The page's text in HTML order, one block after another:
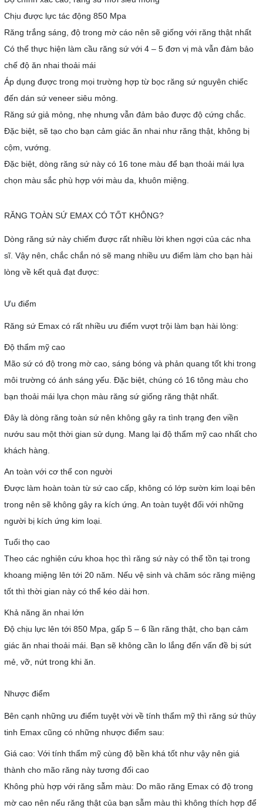
Chịu được lực tác động 850 Mpa
Răng trắng sáng, độ trong mờ cáo nên sẽ giống với răng thật nhất
Có thể thực hiện làm cầu răng sứ với 4 – 5 đơn vị mà vẫn đảm bảo
chế độ ăn nhai thoải mái
Áp dụng được trong mọi trường hợp từ bọc răng sứ nguyên chiếc
đến dán sứ veneer siêu mỏng.
Răng sứ giả mỏng, nhẹ nhưng vẫn đảm bảo được độ cứng chắc.
Đặc biệt, sẽ tạo cho bạn cảm giác ăn nhai như răng thật, không bị
cộm, vướng.
Đặc biệt, dòng răng sứ này có 16 tone màu để bạn thoải mái lựa
chọn màu sắc phù hợp với màu da, khuôn miệng.
RĂNG TOÀN SỨ EMAX CÓ TỐT KHÔNG?
Dòng răng sứ này chiếm được rất nhiều lời khen ngợi của các nha
sĩ. Vậy nên, chắc chắn nó sẽ mang nhiều ưu điểm làm cho bạn hài
lòng về kết quả đạt được:
Ưu điểm
Răng sứ Emax có rất nhiều ưu điểm vượt trội làm bạn hài lòng:
Độ thẩm mỹ cao
Mão sứ có độ trong mờ cao, sáng bóng và phản quang tốt khi trong
môi trường có ánh sáng yếu. Đặc biệt, chúng có 16 tông màu cho
bạn thoải mái lựa chọn màu răng sứ giống răng thật nhất.
Đây là dòng răng toàn sứ nên không gây ra tình trạng đen viền
nướu sau một thời gian sử dụng. Mang lại độ thẩm mỹ cao nhất cho
khách hàng.
An toàn với cơ thể con người
Được làm hoàn toàn từ sứ cao cấp, không có lớp sườn kim loại bên
trong nên sẽ không gây ra kích ứng. An toàn tuyệt đối với những
người bị kích ứng kim loại.
Tuổi thọ cao
Theo các nghiên cứu khoa học thì răng sứ này có thể tồn tại trong
khoang miệng lên tới 20 năm. Nếu vệ sinh và chăm sóc răng miệng
tốt thì thời gian này có thể kéo dài hơn.
Khả năng ăn nhai lớn
Độ chịu lực lên tới 850 Mpa, gấp 5 – 6 lần răng thật, cho bạn cảm
giác ăn nhai thoải mái. Bạn sẽ không cần lo lắng đến vấn đề bị sứt
mẻ, vỡ, nứt trong khi ăn.
Nhược điểm
Bên cạnh những ưu điểm tuyệt vời về tính thẩm mỹ thì răng sứ thủy
tinh Emax cũng có những nhược điểm sau:
Giá cao: Với tính thẩm mỹ cùng độ bền khá tốt như vậy nên giá
thành cho mão răng này tương đối cao
Không phù hợp với răng sẫm màu: Do mão răng Emax có độ trong
mờ cao nên nếu răng thật của bạn sẫm màu thì không thích hợp để